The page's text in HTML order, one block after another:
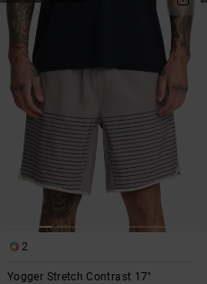
2
Yogger Stretch Contrast 17"